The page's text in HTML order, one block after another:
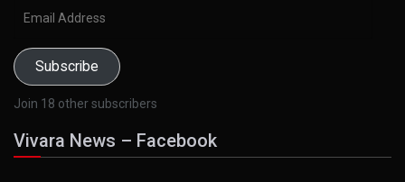
Subscribe
Join 18 other subscribers
Vivara News – Facebook